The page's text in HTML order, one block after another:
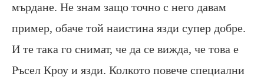
мърдане. Не знам защо точно с него давам
пример, обаче той наистина язди супер добре.
И те така го снимат, че да се вижда, че това е
Ръсел Кроу и язди. Колкото повече специални